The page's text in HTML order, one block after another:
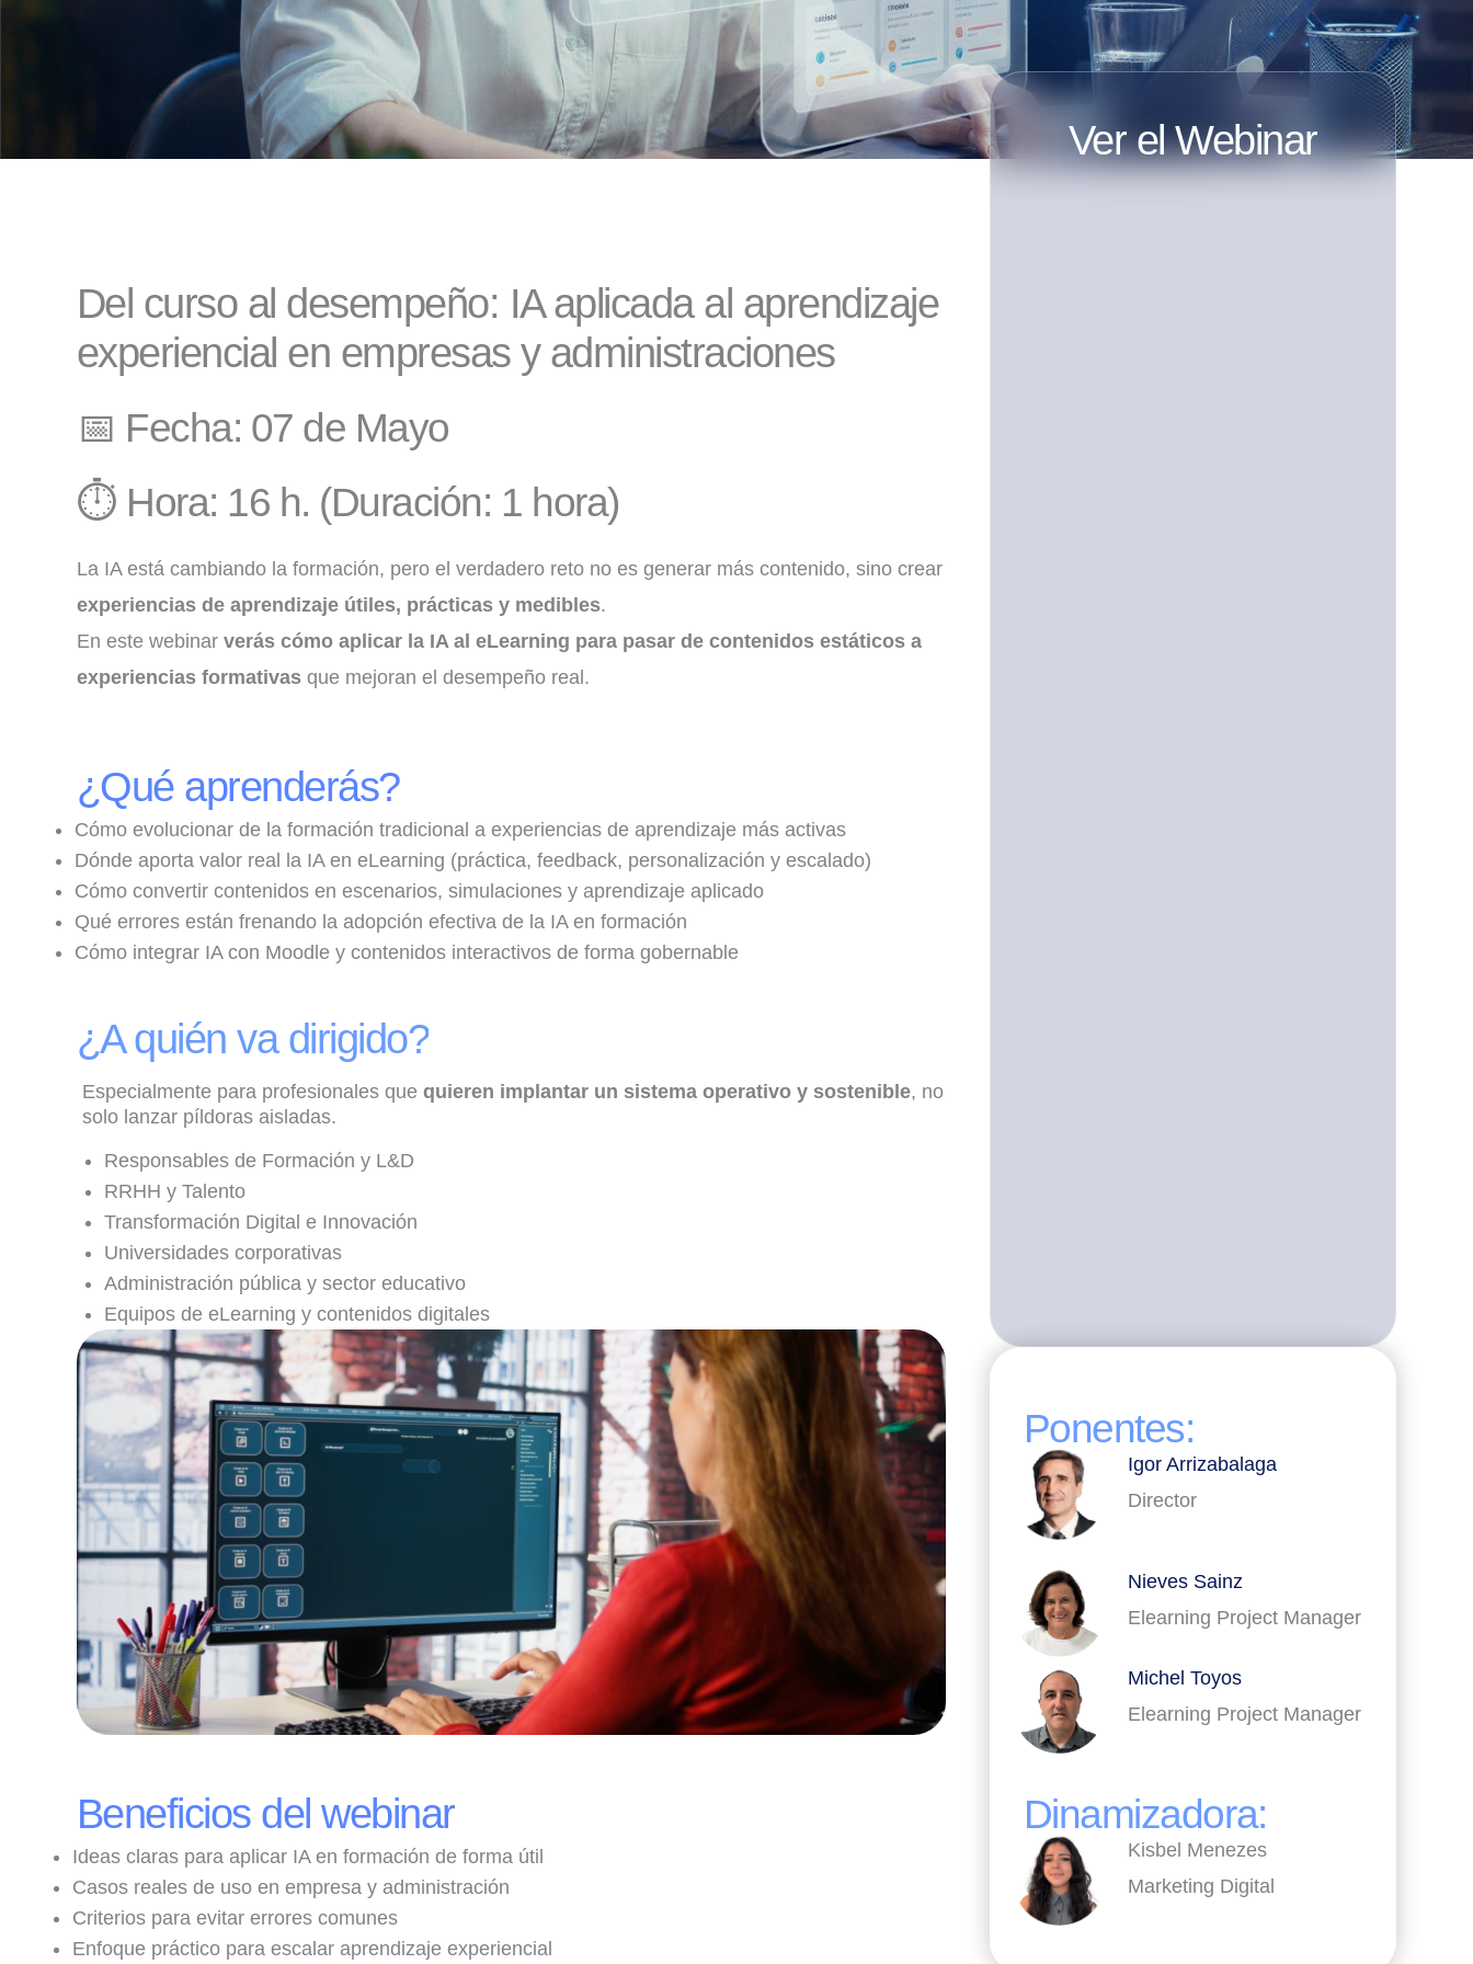
Del curso al desempeño: IA aplicada al aprendizaje
experiencial en empresas y administraciones
📅 Fecha: 07 de Mayo
⏱️ Hora: 16 h. (Duración: 1 hora)
La IA está cambiando la formación, pero el verdadero reto no es generar más contenido, sino crear
experiencias de aprendizaje útiles, prácticas y medibles.
En este webinar verás cómo aplicar la IA al eLearning para pasar de contenidos estáticos a
experiencias formativas que mejoran el desempeño real.
¿Qué aprenderás?
Cómo evolucionar de la formación tradicional a experiencias de aprendizaje más activas
Dónde aporta valor real la IA en eLearning (práctica, feedback, personalización y escalado)
Cómo convertir contenidos en escenarios, simulaciones y aprendizaje aplicado
Qué errores están frenando la adopción efectiva de la IA en formación
Cómo integrar IA con Moodle y contenidos interactivos de forma gobernable
¿A quién va dirigido?
Especialmente para profesionales que quieren implantar un sistema operativo y sostenible, no
solo lanzar píldoras aisladas.
Responsables de Formación y L&D
RRHH y Talento
Transformación Digital e Innovación
Universidades corporativas
Administración pública y sector educativo
Equipos de eLearning y contenidos digitales
Beneficios del webinar
Ideas claras para aplicar IA en formación de forma útil
Casos reales de uso en empresa y administración
Criterios para evitar errores comunes
Enfoque práctico para escalar aprendizaje experiencial
Ver el Webinar
Ponentes:
Igor Arrizabalaga
Director
Nieves Sainz
Elearning Project Manager
Michel Toyos
Elearning Project Manager
Dinamizadora:
Kisbel Menezes
Marketing Digital